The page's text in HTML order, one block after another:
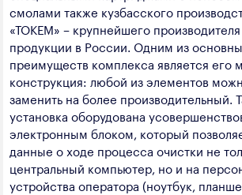
смолами также кузбасского
«ТОКЕМ» – крупнейшего
продукции в России. Одним из
преимуществ комплекса является его
конструкция: любой из элементов
заменить на более производительный.
установка оборудована
электронным блоком, который
данные о ходе процесса очистки не
центральный компьютер, но и на
устройства оператора (ноутбук,